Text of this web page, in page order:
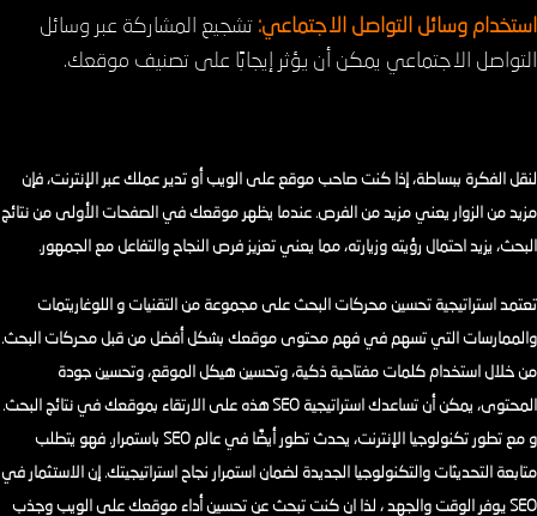
استخدام وسائل التواصل الاجتماعي: تشجيع المشاركة عبر وسائل
التواصل الاجتماعي يمكن أن يؤثر إيجابًا على تصنيف موقعك.
لنقل الفكرة ببساطة، إذا كنت صاحب موقع على الويب أو تدير عملك عبر الإنترنت، فإن
مزيد من الزوار يعني مزيد من الفرص. عندما يظهر موقعك في الصفحات الأولى من نتائج
البحث، يزيد احتمال رؤيته وزيارته، مما يعني تعزيز فرص النجاح والتفاعل مع الجمهور.
تعتمد استراتيجية تحسين محركات البحث على مجموعة من التقنيات و اللوغاريتمات
والممارسات التي تسهم في فهم محتوى موقعك بشكل أفضل من قبل محركات البحث.
من خلال استخدام كلمات مفتاحية ذكية، وتحسين هيكل الموقع، وتحسين جودة
المحتوى، يمكن أن تساعدك استراتيجية SEO هذه على الارتقاء بموقعك في نتائج البحث.
و مع تطور تكنولوجيا الإنترنت، يحدث تطور أيضًا في عالم SEO باستمرار. فهو يتطلب
متابعة التحديثات والتكنولوجيا الجديدة لضمان استمرار نجاح استراتيجيتك. إن الاستثمار في
SEO يوفر الوقت والجهد ، لذا ان كنت تبحث عن تحسين أداء موقعك على الويب وجذب